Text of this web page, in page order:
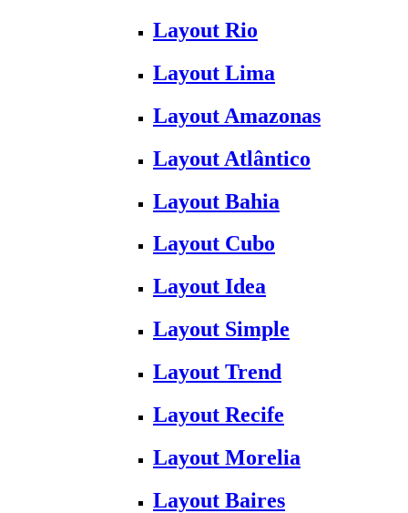
Layout Rio
Layout Lima
Layout Amazonas
Layout Atlântico
Layout Bahia
Layout Cubo
Layout Idea
Layout Simple
Layout Trend
Layout Recife
Layout Morelia
Layout Baires